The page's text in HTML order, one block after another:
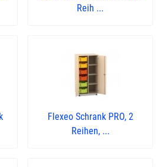
Reih ...
Flexeo Schrank PRO, 2
Reihen, ...